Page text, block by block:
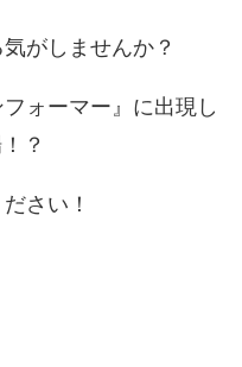
がしませんか？
ォーマー』に出現し
？
さい！